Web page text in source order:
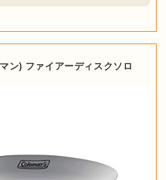
ン) ファイアーディスクソロ